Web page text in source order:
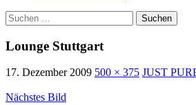
Suchen
nach:
Lounge Stuttgart
17. Dezember 2009 500 × 375 JUST
Nächstes Bild